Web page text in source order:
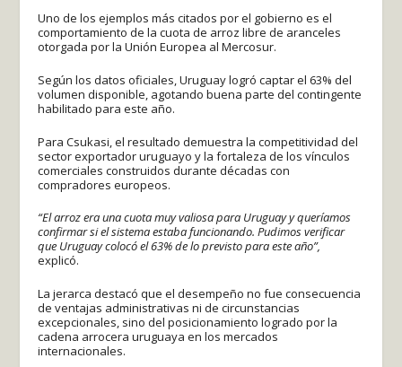
Uno de los ejemplos más citados por el gobierno es el
comportamiento de la cuota de arroz libre de aranceles
otorgada por la Unión Europea al Mercosur.
Según los datos oficiales, Uruguay logró captar el 63% del
volumen disponible, agotando buena parte del contingente
habilitado para este año.
Para Csukasi, el resultado demuestra la competitividad del
sector exportador uruguayo y la fortaleza de los vínculos
comerciales construidos durante décadas con
compradores europeos.
“El arroz era una cuota muy valiosa para Uruguay y queríamos
confirmar si el sistema estaba funcionando. Pudimos verificar
que Uruguay colocó el 63% de lo previsto para este año”,
explicó.
La jerarca destacó que el desempeño no fue consecuencia
de ventajas administrativas ni de circunstancias
excepcionales, sino del posicionamiento logrado por la
cadena arrocera uruguaya en los mercados
internacionales.